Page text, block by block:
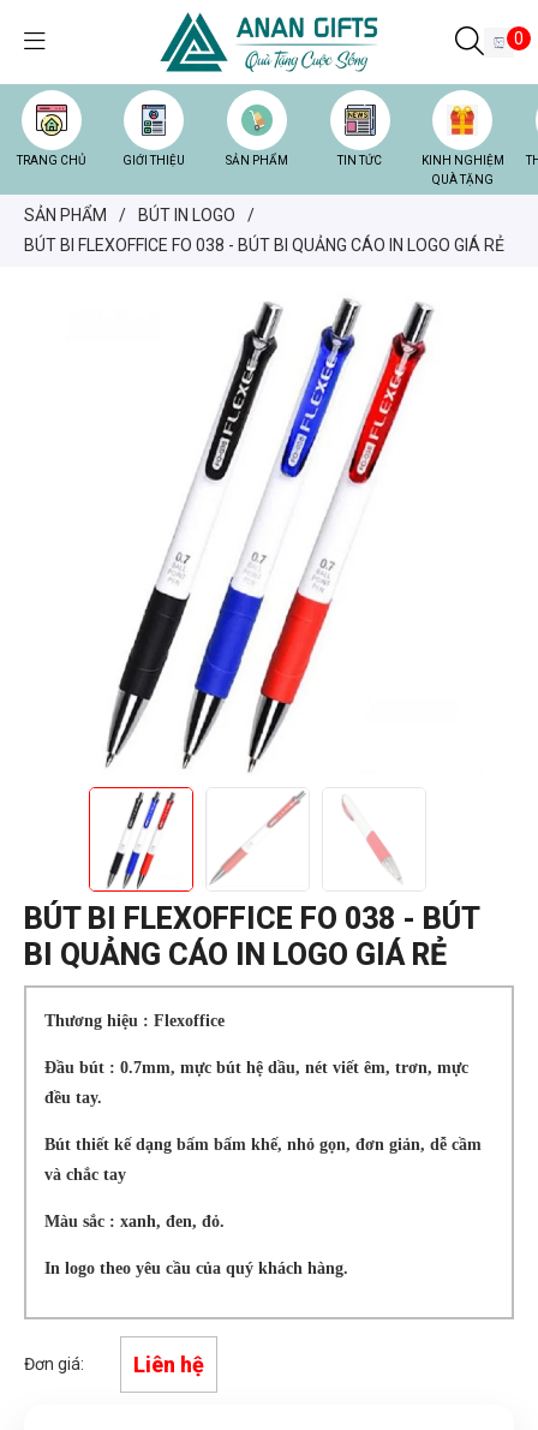
0
TRANG CHỦ GIỚI THIỆU SẢN PHẨM TIN TỨC
KINH NGHIỆM
QUÀ TẶNG
SẢN PHẨM / BÚT IN LOGO
/
BÚT BI FLEXOFFICE FO 038 - BÚT BI QUẢNG CÁO IN LOGO GIÁ RẺ
BÚT BI FLEXOFFICE FO 038 - BÚT
BI QUẢNG CÁO IN LOGO GIÁ RẺ
Thương hiệu : Flexoffice
Đầu bút : 0.7mm, mực bút hệ dầu, nét viết êm, trơn, mực
đều tay.
Bút thiết kế dạng bấm bấm khế, nhỏ gọn, đơn giản, dễ cầm
và chắc tay
Màu sắc : xanh, đen, đỏ.
In logo theo yêu cầu của quý khách hàng.
Đơn giá: Liên hệ